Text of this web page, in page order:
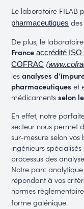
Le laboratoire FILAB
pharmaceutiques
De plus, le
Franceaccrédité ISO
COFRAC (
lesanalyses
pharmaceutiques et
médicamentsselon
En effet, notre
secteur nous permet
sur-mesure selon vos
ingénieurs
processus des
Notre parc
répondant à vos
normes
forme galénique.